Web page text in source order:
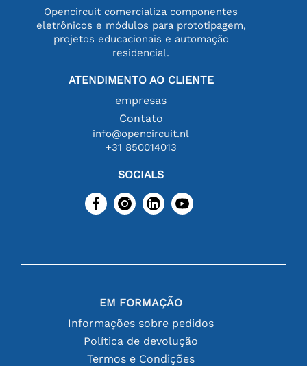
Opencircuit comercializa componentes
eletrônicos e módulos para prototipagem,
projetos educacionais e automação
residencial.
ATENDIMENTO AO CLIENTE
empresas
Contato
info@opencircuit.nl
+31 850014013
SOCIALS
EM FORMAÇÃO
Informações sobre pedidos
Política de devolução
Termos e Condições